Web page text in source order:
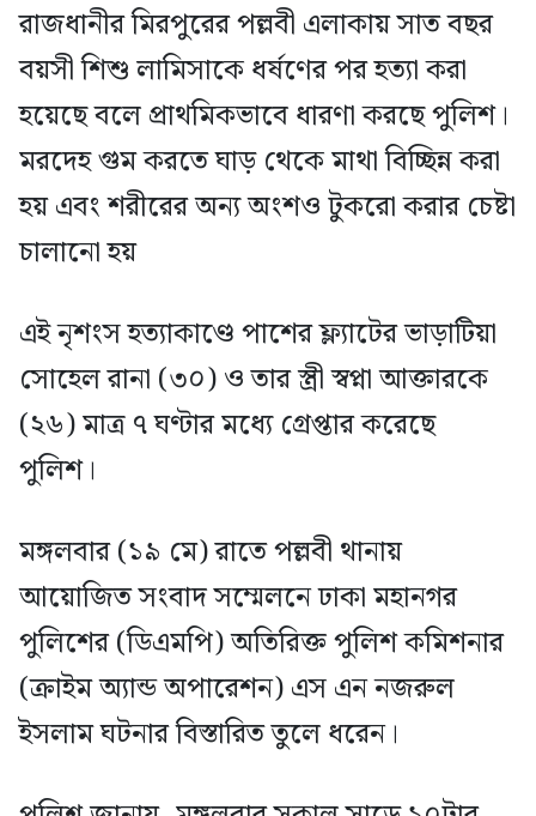
রাজধানীর মিরপুরের পল্লবী এলাকায় সাত বছর
বয়সী শিশু লামিসাকে ধর্ষণের পর হত্যা করা
হয়েছে বলে প্রাথমিকভাবে ধারণা করছে পুলিশ।
মরদেহ গুম করতে ঘাড় থেকে মাথা বিচ্ছিন্ন করা
হয় এবং শরীরের অন্য অংশও টুকরো করার চেষ্টা
চালানো হয়
এই নৃশংস হত্যাকাণ্ডে পাশের ফ্ল্যাটের ভাড়াটিয়া
সোহেল রানা (৩০) ও তার স্ত্রী স্বপ্না আক্তারকে
(২৬) মাত্র ৭ ঘণ্টার মধ্যে গ্রেপ্তার করেছে
পুলিশ।
মঙ্গলবার (১৯ মে) রাতে পল্লবী থানায়
আয়োজিত সংবাদ সম্মেলনে ঢাকা মহানগর
পুলিশের (ডিএমপি) অতিরিক্ত পুলিশ কমিশনার
(ক্রাইম অ্যান্ড অপারেশন) এস এন নজরুল
ইসলাম ঘটনার বিস্তারিত তুলে ধরেন।